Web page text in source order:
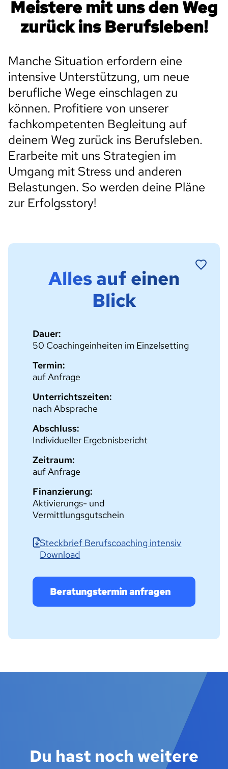
Meistere mit uns den Weg
zurück ins Berufsleben!
Manche Situation erfordern eine
intensive Unterstützung, um neue
berufliche Wege einschlagen zu
können. Profitiere von unserer
fachkompetenten Begleitung auf
deinem Weg zurück ins Berufsleben.
Erarbeite mit uns Strategien im
Umgang mit Stress und anderen
Belastungen. So werden deine Pläne
zur Erfolgsstory!
Alles auf einen
Blick
Dauer:
50 Coachingeinheiten im Einzelsetting
Termin:
auf Anfrage
Unterrichtszeiten:
nach Absprache
Abschluss:
Individueller Ergebnisbericht
Zeitraum:
auf Anfrage
Finanzierung:
Aktivierungs- und
Vermittlungsgutschein
Steckbrief Berufscoaching intensiv
Download
Beratungstermin anfragen
Du hast noch weitere